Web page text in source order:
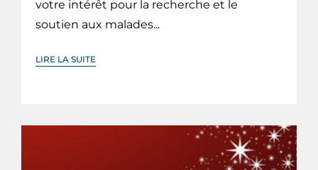
votre intérêt pour la recherche et le
soutien aux malades...
LIRE LA SUITE